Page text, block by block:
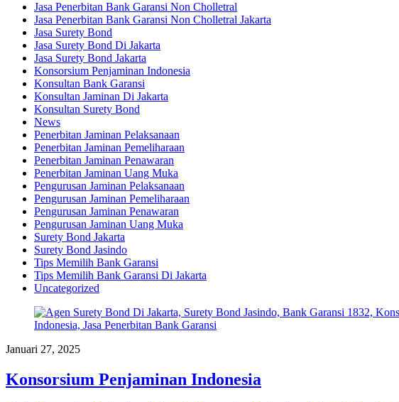
Jasa Penerbitan Bank Garansi Non Cholletral
Jasa Penerbitan Bank Garansi Non Cholletral Jakarta
Jasa Surety Bond
Jasa Surety Bond Di Jakarta
Jasa Surety Bond Jakarta
Konsorsium Penjaminan Indonesia
Konsultan Bank Garansi
Konsultan Jaminan Di Jakarta
Konsultan Surety Bond
News
Penerbitan Jaminan Pelaksanaan
Penerbitan Jaminan Pemeliharaan
Penerbitan Jaminan Penawaran
Penerbitan Jaminan Uang Muka
Pengurusan Jaminan Pelaksanaan
Pengurusan Jaminan Pemeliharaan
Pengurusan Jaminan Penawaran
Pengurusan Jaminan Uang Muka
Surety Bond Jakarta
Surety Bond Jasindo
Tips Memilih Bank Garansi
Tips Memilih Bank Garansi Di Jakarta
Uncategorized
Januari 27, 2025
Konsorsium Penjaminan Indonesia